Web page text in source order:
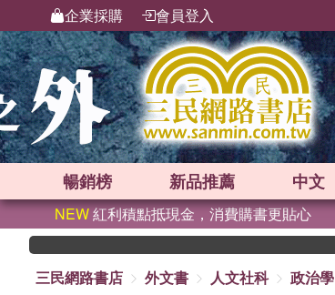
企業採購 會員登入
暢銷榜 新品推薦 中文
NEW紅利積點抵現金，消費購書更貼心
三民網路書店
外文書 人文社科 政治學